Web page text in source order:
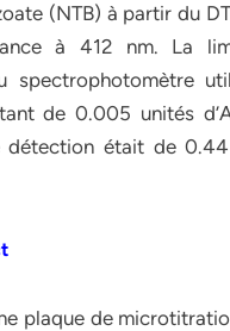
(NTB) à partir du
à 412 nm. La
spectrophotomètre
de 0.005 unités
détection était de
plaque de